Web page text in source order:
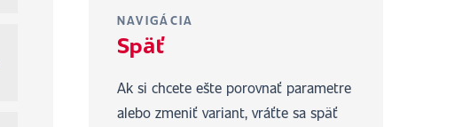
NAVIGÁCIA
Späť
Ak si chcete ešte porovnať parametre
alebo zmeniť variant, vráťte sa späť